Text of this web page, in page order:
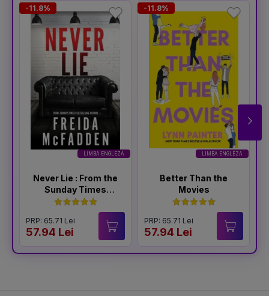
LIMBA ENGLEZA
-11.8%
Never Lie : From the
Sunday Times
Bestselling Author
of The Housemaid
PRP: 65.71 Lei
57.94 Lei
LIMBA ENGLEZA
-11.8%
Better Than the
Movies
PRP: 65.71 Lei
57.94 Lei